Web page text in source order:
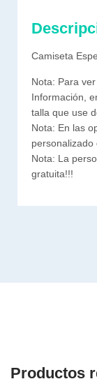
Camiseta
Nota: Para
Información,
talla que use
Nota: En las
personalizado
Nota: La
gratuita!!!
Productos